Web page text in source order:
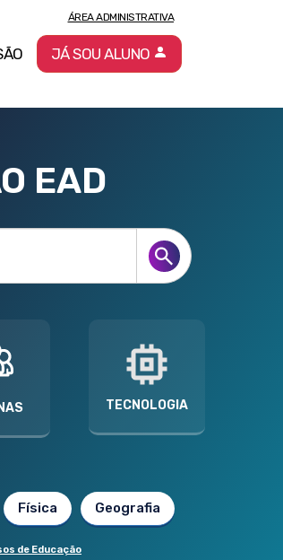
ÁREA ADMINISTRATIVA
JÁ SOU ALUNO
EAD
TECNOLOGIA
Física Geografia
de Educação